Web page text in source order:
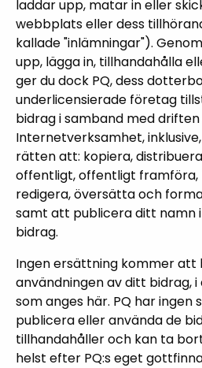
laddar upp, matar in eller
webbplats eller dess
kallade "inlämningar").
upp, lägga in, tillhandahålla
ger du dock PQ, dess
underlicensierade företag
bidrag i samband med
Internetverksamhet,
rätten att: kopiera,
offentligt, offentligt framföra,
redigera, översätta och
samt att publicera ditt namn
bidrag.
Ingen ersättning kommer att
användningen av ditt bidrag,
som anges här. PQ har ingen
publicera eller använda de
tillhandahåller och kan ta
helst efter PQ:s eget